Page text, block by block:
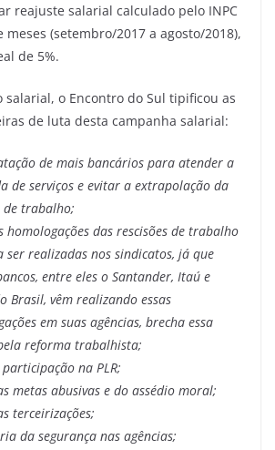
reajuste salarial calculado pelo INPC
(setembro/2017 a agosto/2018),
de 5%.
salarial, o Encontro do Sul tipificou as
de luta desta campanha salarial:
de mais bancários para atender a
de serviços e evitar a extrapolação da
trabalho;
homologações das rescisões de trabalho
ser realizadas nos sindicatos, já que
entre eles o Santander, Itaú e
Brasil, vêm realizando essas
em suas agências, brecha essa
reforma trabalhista;
na PLR;
metas abusivas e do assédio moral;
terceirizações;
da segurança nas agências;